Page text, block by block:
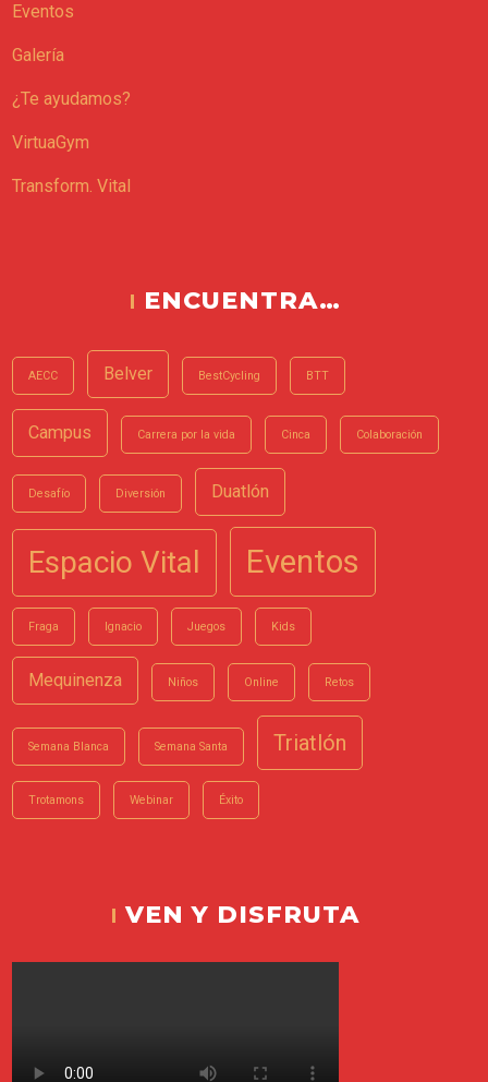
Eventos
Galería
¿Te ayudamos?
VirtuaGym
Transform. Vital
ENCUENTRA…
AECC Belver BestCycling BTT
Campus Carrera por la vida Cinca Colaboración
Desafío Diversión Duatlón
Espacio Vital Eventos
Fraga Ignacio Juegos Kids
Mequinenza Niños Online Retos
Semana Blanca Semana Santa Triatlón
Trotamons Webinar Éxito
VEN Y DISFRUTA